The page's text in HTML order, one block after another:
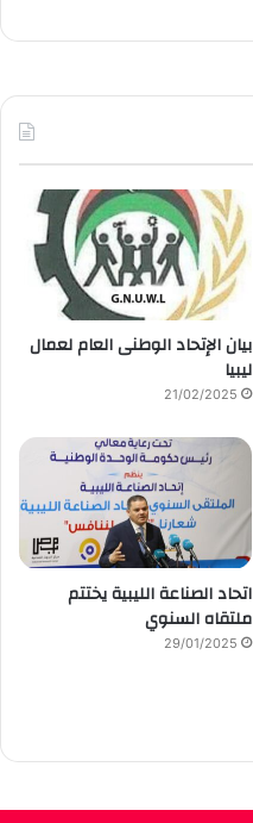
بيان الإتحاد الوطنى العام لعمال
ليبيا
21/02/2025
اتحاد الصناعة الليبية يختتم
ملتقاه السنوي
29/01/2025